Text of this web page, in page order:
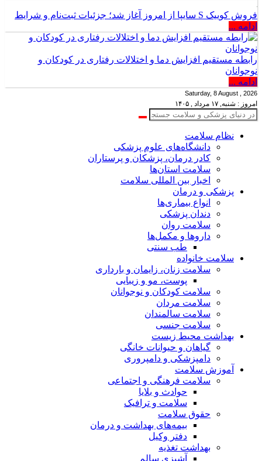
فروش کوییک S سایپا از امروز آغاز شد؛ جزئیات ثبت‌نام و شرایط
ادامه ...
رابطه مستقیم افزایش دما و اختلالات رفتاری در کودکان و
نوجوانان
ادامه ...
Saturday, 8 August , 2026
امروز : شنبه, ۱۷ مرداد , ۱۴۰۵
نظام سلامت
دانشگاه‌های علوم پزشکی
کادر درمان، پزشکان و پرستاران
سلامت استان‌ها
اخبار بین المللی سلامت
پزشکی و درمان
انواع بیماری‌ها
دندان پزشکی
سلامت روان
داروها و مکمل‌ها
طب سنتی
سلامت خانواده
سلامت زنان، زایمان و بارداری
پوست، مو و زیبایی
سلامت کودکان و نوجوانان
سلامت مردان
سلامت سالمندان
سلامت جنسی
بهداشت محیط زیست
گیاهان و حیوانات خانگی
دامپزشکی و دامپروری
آموزش سلامت
سلامت فرهنگی و اجتماعی
حوادث و بلایا
سلامت و ترافیک
حقوق سلامت
بیمه‌های بهداشت و درمان
دفتر وکیل
بهداشت تغذیه
آشپزی سالم